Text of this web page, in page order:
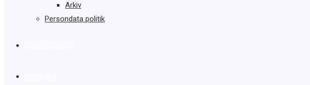
Arkiv
Persondata politik